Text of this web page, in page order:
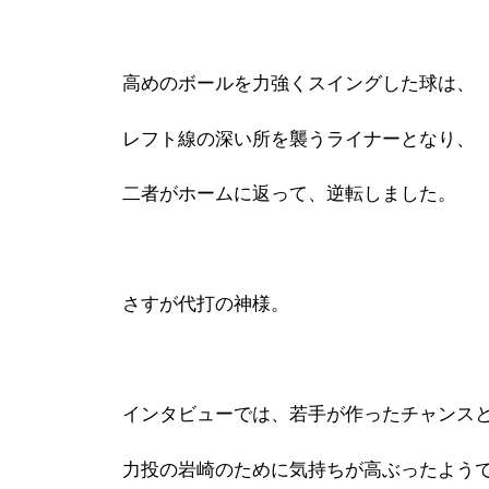
高めのボールを力強くスイングした球は、
レフト線の深い所を襲うライナーとなり、
二者がホームに返って、逆転しました。
さすが代打の神様。
インタビューでは、若手が作ったチャンスと
力投の岩崎のために気持ちが高ぶったようで